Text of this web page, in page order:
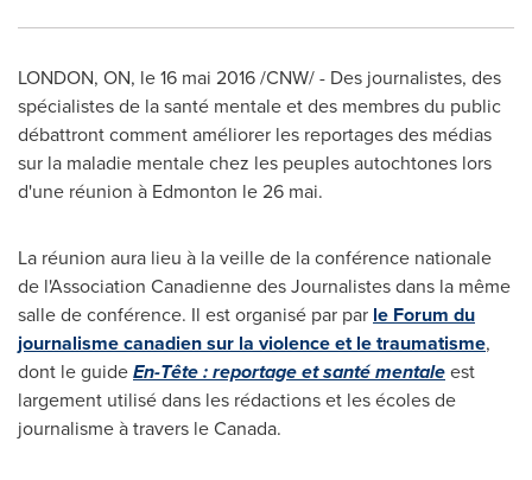
LONDON, ON, le 16 mai 2016 /CNW/ - Des journalistes, des
spécialistes de la santé mentale et des membres du public
débattront comment améliorer les reportages des médias
sur la maladie mentale chez les peuples autochtones lors
d'une réunion à Edmonton le 26 mai.
La réunion aura lieu à la veille de la conférence nationale
de l'Association Canadienne des Journalistes dans la même
salle de conférence. Il est organisé par par le Forum du
journalisme canadien sur la violence et le traumatisme,
dont le guideEn-Tête : reportage et santé mentaleest
largement utilisé dans les rédactions et les écoles de
journalisme à travers leCanada.